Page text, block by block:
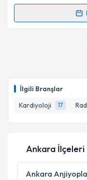
İlgili Branşlar
Kardiyoloji
17
Kişisel
'ni
kapsamda
Randevu
Prof. Dr. Leyla
oluşturun. Size
E-posta Adresiniz
Metni'ni
kapsamda
Ankara İlçeleri
Ankara